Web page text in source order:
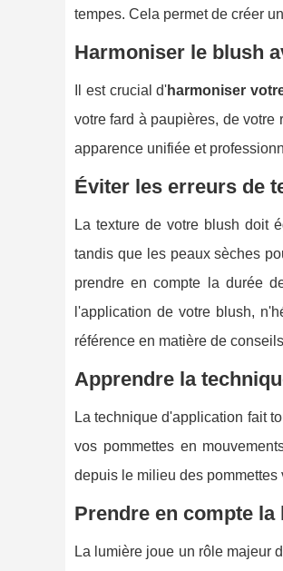
tempes. Cela permet de créer
Harmoniser le blush
Il est crucial d'harmoniser
votre fard à paupières, de
apparence unifiée et
Éviter les erreurs de
La texture de votre blush doit
tandis que les peaux sèches
prendre en compte la durée
l'application de votre blush,
référence en matière de
Apprendre la
La technique d'application fait
vos pommettes en
depuis le milieu des pommettes
Prendre en compte
La lumière joue un rôle majeur